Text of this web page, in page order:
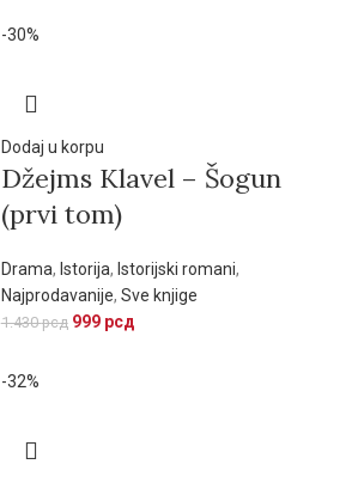
-30%
Dodaj u korpu
Džejms Klavel – Šogun
(prvi tom)
Drama, Istorija, Istorijski romani,
Najprodavanije, Sve knjige
1.430рсд 999 рсд
-32%